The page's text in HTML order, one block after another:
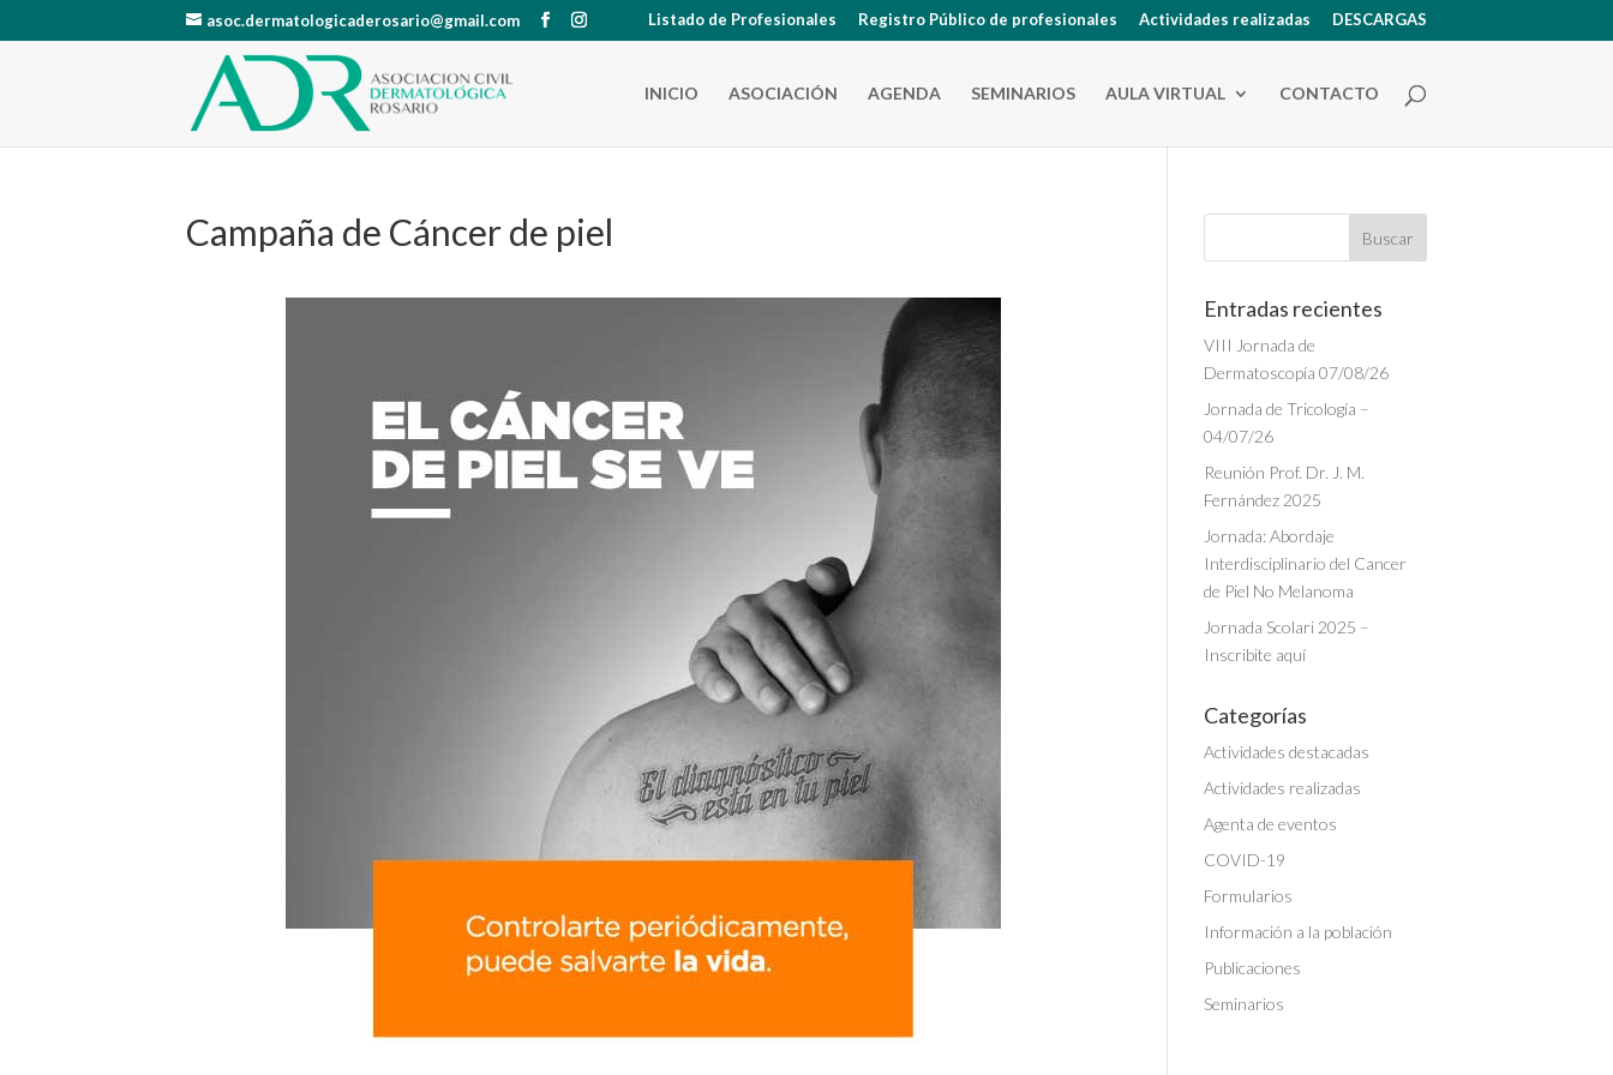
asoc.dermatologicaderosario@gmail.com Listado de Profesionales Registro Público de profesionales Actividades realizadas DESCARGAS
INICIO ASOCIACIÓN AGENDA SEMINARIOS AULA VIRTUAL CONTACTO
Campaña de Cáncer de piel
Entradas recientes
VIII Jornada de
Dermatoscopía 07/08/26
Jornada de Tricología –
04/07/26
Reunión Prof. Dr. J. M.
Fernández 2025
Jornada: Abordaje
Interdisciplinario del Cancer
de Piel No Melanoma
Jornada Scolari 2025 –
Inscribite aquí
Categorías
Actividades destacadas
Actividades realizadas
Agenta de eventos
COVID-19
Formularios
Información a la población
Publicaciones
Seminarios